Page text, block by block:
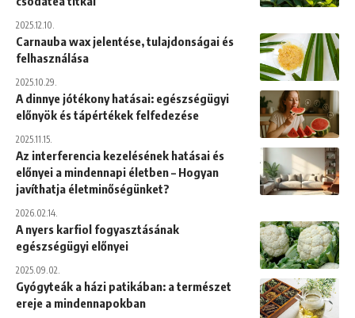
2025.12.10.
Carnauba wax jelentése, tulajdonságai és
felhasználása
2025.10.29.
A dinnye jótékony hatásai: egészségügyi
előnyök és tápértékek felfedezése
2025.11.15.
Az interferencia kezelésének hatásai és
előnyei a mindennapi életben – Hogyan
javíthatja életminőségünket?
2026.02.14.
A nyers karfiol fogyasztásának
egészségügyi előnyei
2025.09.02.
Gyógyteák a házi patikában: a természet
ereje a mindennapokban